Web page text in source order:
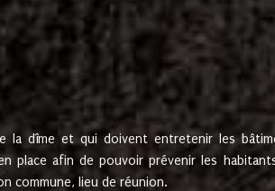
la dîme et qui doivent entretenir les
place afin de pouvoir prévenir les
commune, lieu de réunion.